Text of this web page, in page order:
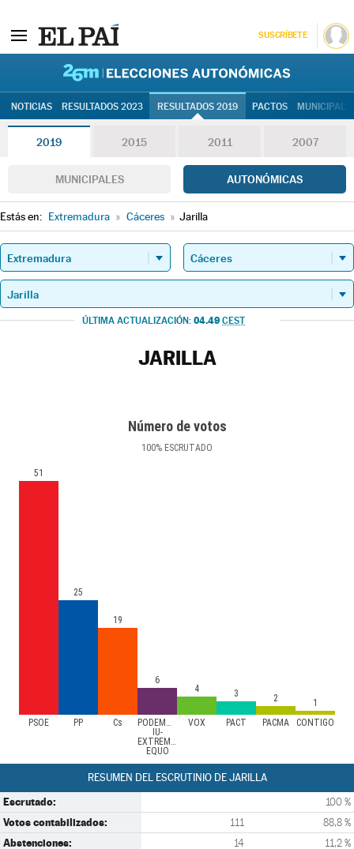
SUSCRÍBETE
NOTICIAS RESULTADOS 2023 RESULTADOS 2019 PACTOS
2019 2015 2011 2007
MUNICIPALES AUTONÓMICAS
Estás en: Extremadura » Cáceres » Jarilla
ÚLTIMA ACTUALIZACIÓN: 04.49 CEST
JARILLA
Número de votos
100% ESCRUTADO
PSOE PP Cs
PODEMOS-
IU-
EXTREMEÑOS-
EQUO
VOX PACT PACMA CONTIGO
51
25
19
6
4 3 2 1
RESUMEN DEL ESCRUTINIO DE JARILLA
Escrutado: 100 %
Votos contabilizados: 111 88,8 %
Abstenciones: 14 11,2 %